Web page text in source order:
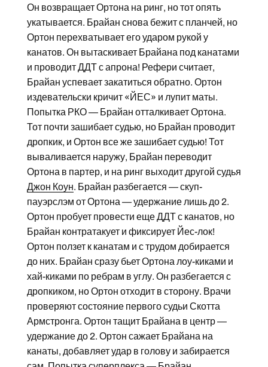
Он возвращает Ортона на ринг, но тот опять
укатывается. Брайан снова бежит с планчей, но
Ортон перехватывает его ударом рукой у
канатов. Он вытаскивает Брайана под канатами
и проводит ДДТ с апрона! Рефери считает,
Брайан успевает закатиться обратно. Ортон
издевательски кричит «ЙЕС» и лупит маты.
Попытка РКО — Брайан отталкивает Ортона.
Тот почти зашибает судью, но Брайан проводит
дропкик, и Ортон все же зашибает судью! Тот
вываливается наружу, Брайан переводит
Ортона в партер, и на ринг выходит другой судья
Джон Коун. Брайан разбегается — скуп-
пауэрслэм от Ортона — удержание лишь до 2.
Ортон пробует провести еще ДДТ с канатов, но
Брайан контратакует и фиксирует Йес-лок!
Ортон ползет к канатам и с трудом добирается
до них. Брайан сразу бьет Ортона лоу-киками и
хай-киками по ребрам в углу. Он разбегается с
дропкиком, но Ортон отходит в сторону. Врачи
проверяют состояние первого судьи Скотта
Армстронга. Ортон тащит Брайана в центр —
удержание до 2. Ортон сажает Брайана на
канаты, добавляет удар в голову и забирается